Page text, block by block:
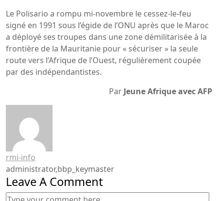
Le Polisario a rompu mi-novembre le cessez-le-feu
signé en 1991 sous l’égide de l’ONU après que le Maroc
a déployé ses troupes dans une zone démilitarisée à la
frontière de la Mauritanie pour « sécuriser » la seule
route vers l’Afrique de l’Ouest, régulièrement coupée
par des indépendantistes.
Par Jeune Afrique avec AFP
rmi-info
administrator,bbp_keymaster
Leave A Comment